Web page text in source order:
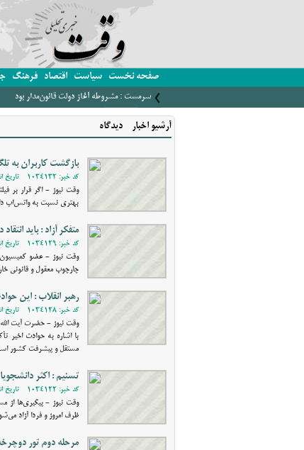
صفحه نخست سیاست اقتصاد فرهنگ
سرمست : مشروطه آغاز دولت قانون‌مدار بود
آرشیو اخبار - دیدگاه
بازگشت کاربران به
کد خبر: 1034132 - تاریخ انتشار: 1401/07/12 11:22
وقت نیوز - اگر قرار بر
بهتری نسبت به واتس‌اپ
متفکر آزاد : باید
کد خبر: 1034129 - تاریخ انتشار: 1401/07/12 08:53
وقت نیوز - عضو کمیسیون
چارچوب معقول و قانونی
رهبر انقلاب : این
کد خبر: 1034128 - تاریخ انتشار: 1401/07/12 08:34
وقت نیوز - حضرت آیت
با اشاره به حوادث اخیر
مستقل و پیشرفت کشور
تسنیم : اکثر
کد خبر: 1034122 - تاریخ انتشار: 1401/07/08 17:21
ظرف امروز و فردا آزاد
مرحله دوم تور